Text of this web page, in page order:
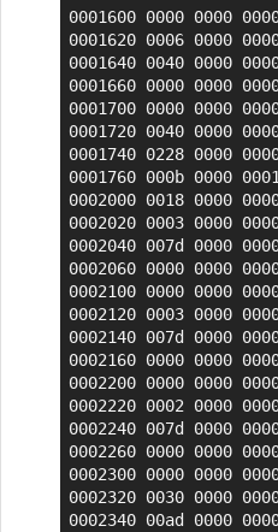
0001600 0000 0000
0001620 0006 0000
0001640 0040 0000
0001660 0000 0000
0001700 0000 0000
0001720 0040 0000
0001740 0228 0000
0001760 000b 0000
0002000 0018 0000
0002020 0003 0000
0002040 007d 0000
0002060 0000 0000
0002100 0000 0000
0002120 0003 0000
0002140 007d 0000
0002160 0000 0000
0002200 0000 0000
0002220 0002 0000
0002240 007d 0000
0002260 0000 0000
0002300 0000 0000
0002320 0030 0000
0002340 00ad 0000